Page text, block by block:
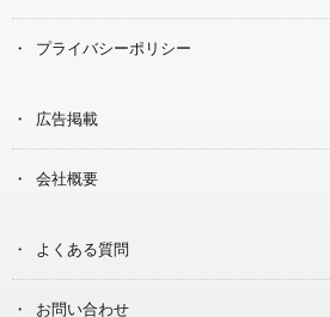
プライバシーポリシー
広告掲載
会社概要
よくある質問
お問い合わせ